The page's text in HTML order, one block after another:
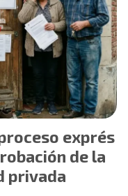
exprés
de la
privada